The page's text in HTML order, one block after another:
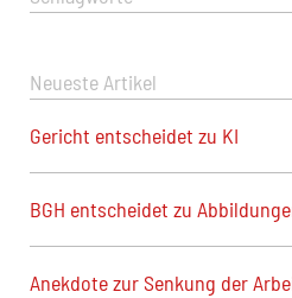
Neueste Artikel
Gericht entscheidet zu KI
BGH entscheidet zu
Anekdote zur Senkung der